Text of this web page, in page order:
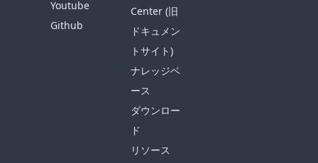
Youtube
Github
Center (旧
ドキュメン
トサイト)
ナレッジベ
ース
ダウンロー
ド
リソース